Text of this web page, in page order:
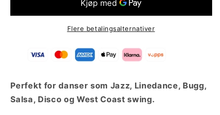
Flere betalingsalternativer
Perfekt for danser som Jazz, Linedance, Bugg,
Salsa, Disco og West Coast swing.